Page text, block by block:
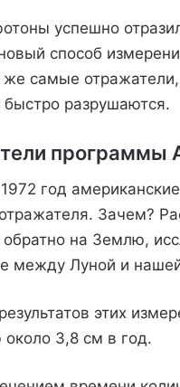
успешно
способ
же самые
быстро разрушаются.
программы
год
Зачем?
обратно на Землю,
между Луной и
этих
около 3,8 см в год.